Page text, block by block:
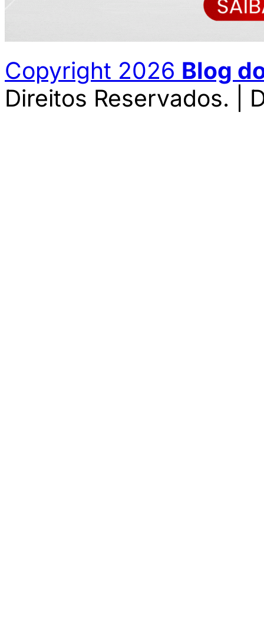
Copyright 2026 Blog
Direitos Reservados. |